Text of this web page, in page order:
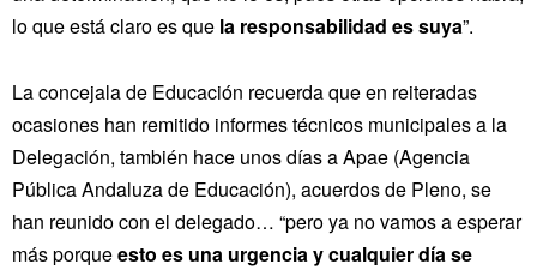
lo que está claro es que la responsabilidad es suya”.
La concejala de Educación recuerda que en reiteradas
ocasiones han remitido informes técnicos municipales a la
Delegación, también hace unos días a Apae (Agencia
Pública Andaluza de Educación), acuerdos de Pleno, se
han reunido con el delegado… “pero ya no vamos a esperar
más porqueesto es una urgencia y cualquier día se